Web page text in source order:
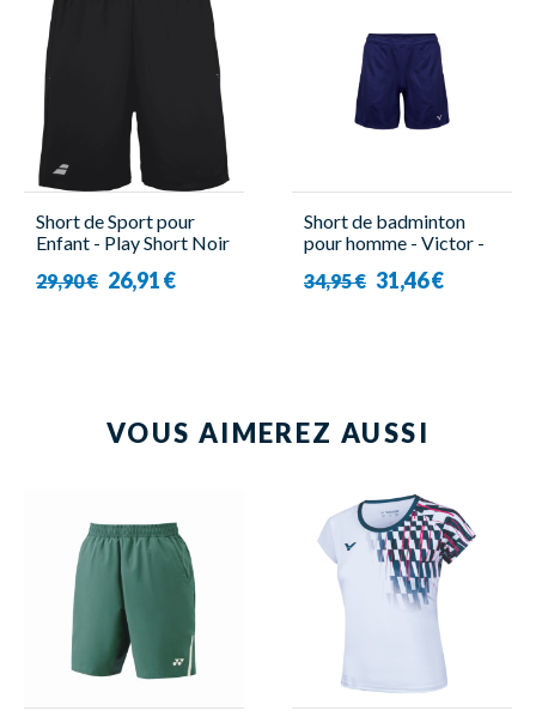
Short de Sport pour
Enfant - Play Short Noir
29,90 € 26,91 €
Short de badminton
pour homme - Victor -
34,95 € 31,46 €
VOUS AIMEREZ AUSSI